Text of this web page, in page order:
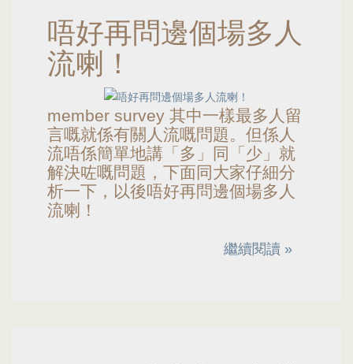
唔好再問邊個場多人
流喇！
member survey 其中一樣最多人留
言嘅就係有關人流嘅問題。但係人
流唔係簡單地講「多」同「少」就
解決咗嘅問題，下面同大家仔細分
析一下，以後唔好再問邊個場多人
流喇！
繼續閱讀 »